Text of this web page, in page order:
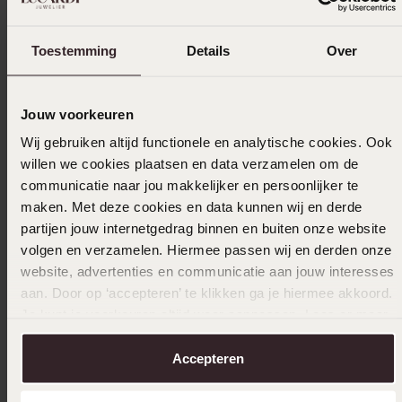
Toestemming Details Over
Jouw voorkeuren
Wij gebruiken altijd functionele en analytische cookies. Ook
willen we cookies plaatsen en data verzamelen om de
communicatie naar jou makkelijker en persoonlijker te
maken. Met deze cookies en data kunnen wij en derde
partijen jouw internetgedrag binnen en buiten onze website
volgen en verzamelen. Hiermee passen wij en derden onze
website, advertenties en communicatie aan jouw interesses
aan. Door op ‘accepteren’ te klikken ga je hiermee akkoord.
over in onscookiebeleid.
Accepteren
In winkelmandje